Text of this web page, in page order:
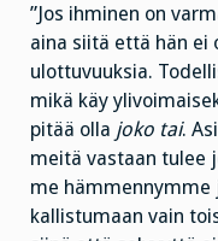
”Jos ihminen on
aina siitä että hän ei
ulottuvuuksia.
mikä käy
pitää olla joko tai.
meitä vastaan tulee
me hämmennymme
kallistumaan vain